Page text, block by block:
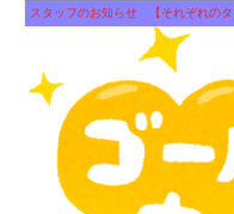
スタッフのお知らせ 【それぞれのタ